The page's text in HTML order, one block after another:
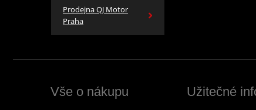
Prodejna QJ Motor
Praha
Vše o nákupu Užitečné